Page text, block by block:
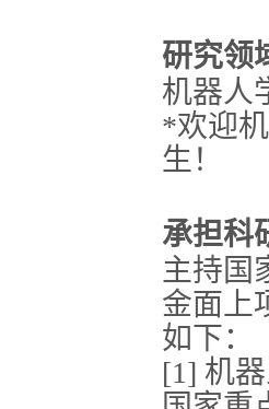
研究领
机器人
*欢迎
生！
承担科
主持国
金面上
如下：
[1] 机